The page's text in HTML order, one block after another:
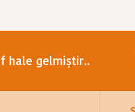
hale gelmiştir..